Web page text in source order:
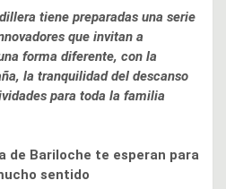
tiene preparadas una serie
que invitan a
forma diferente, con la
la tranquilidad del descanso
para toda la familia
de Bariloche te esperan para
sentido